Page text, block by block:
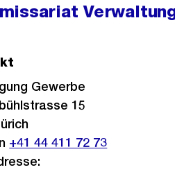
Gewerbe
15
+41 44 411 72 73